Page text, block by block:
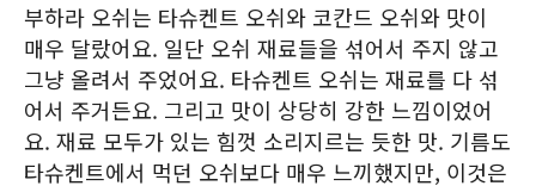
부하라 오쉬는 타슈켄트 오쉬와 코칸드 오쉬와 맛이
매우 달랐어요. 일단 오쉬 재료들을 섞어서 주지 않고
그냥 올려서 주었어요. 타슈켄트 오쉬는 재료를 다 섞
어서 주거든요. 그리고 맛이 상당히 강한 느낌이었어
요. 재료 모두가 있는 힘껏 소리지르는 듯한 맛. 기름도
타슈켄트에서 먹던 오쉬보다 매우 느끼했지만, 이것은